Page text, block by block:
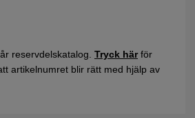
reservdelskatalog. Tryck härför
artikelnumret blir rätt med hjälp av